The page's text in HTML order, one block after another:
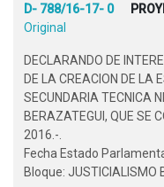
D- 788/16-17- 0
Original
DECLARANDO DE
DE LA CREACION DE LA
SECUNDARIA TECNICA
BERAZATEGUI, QUE SE
2016.-.
Fecha Estado
Bloque: JUSTICIALISMO